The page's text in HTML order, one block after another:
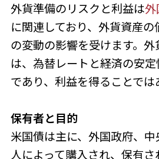
外貨準備のリスクと利益は外
に関連しており、外貨資産の
の変動の影響を受けます。
は、為替レートと経済の安
であり、利益を得ることでは
保有者と目的
米国債は主に、外国政府、
人によって購入され、保有さ